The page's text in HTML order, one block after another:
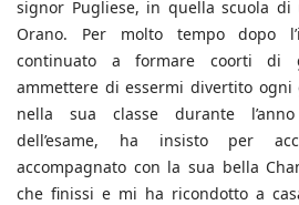
signor Pugliese, in quella scuola
Orano. Per molto tempo dopo
continuato a formare coorti di
ammettere di essermi divertito ogni
nella sua classe durante
dell’esame, ha insisto per
accompagnato con la sua bella
che finissi e mi ha ricondotto a